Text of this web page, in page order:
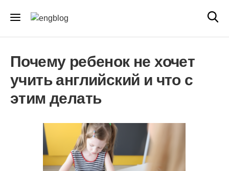
Почему ребенок не хочет
учить английский и что с
этим делать